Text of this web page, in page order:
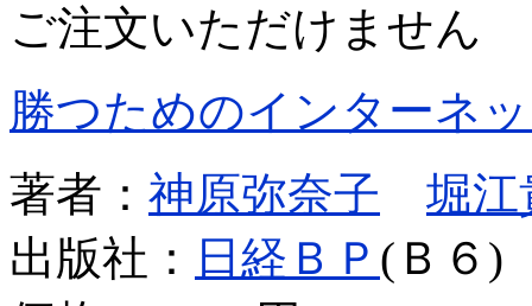
ご注文いただけません
勝つためのインターネ
著者： 神原弥奈子
堀江
出版社：
日経ＢＰ (Ｂ６)